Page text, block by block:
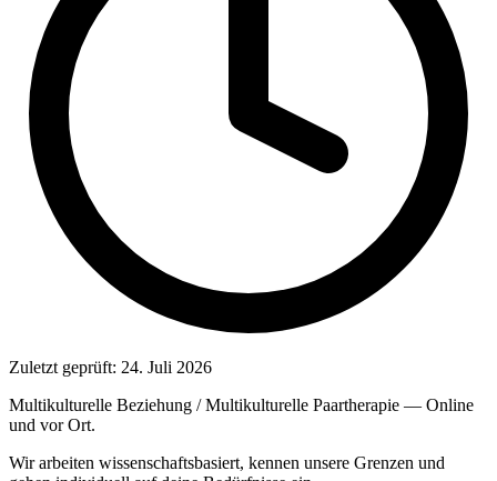
Zuletzt geprüft: 24. Juli 2026
Multikulturelle Beziehung / Multikulturelle Paartherapie — Online
und vor Ort.
Wir arbeiten wissenschaftsbasiert, kennen unsere Grenzen und